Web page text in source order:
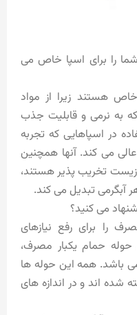
را برای اسپا خاص می
هستند زیرا از مواد
به نرمی و قابلیت جذب
در اسپاهایی که تجربه
می کند. آنها همچنین
تخریب پذیر هستند،
آبگرمی تبدیل می کند.
می کنید؟
را برای رفع نیازهای
حمام یکبار مصرف،
همه این حوله ها
اند و در اندازه های